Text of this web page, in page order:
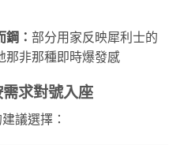
： 部分用家反映犀利士的
那非那種即時爆發感
求對號入座
議選擇：